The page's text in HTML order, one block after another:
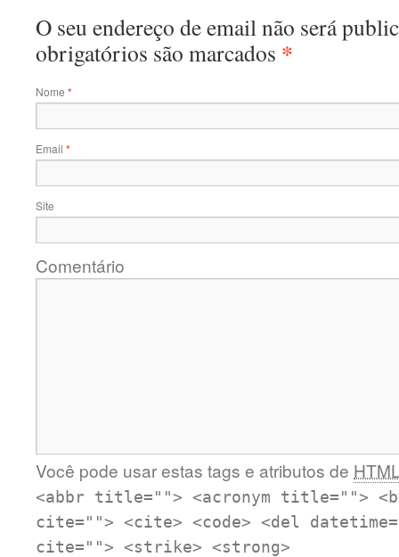
O seu endereço de email não será
obrigatórios são marcados *
Nome *
Email *
Site
Comentário
Você pode usar estas tags e atributos de
<abbr title=""> <acronym title="">
cite=""> <cite> <code> <del
cite=""> <strike> <strong>